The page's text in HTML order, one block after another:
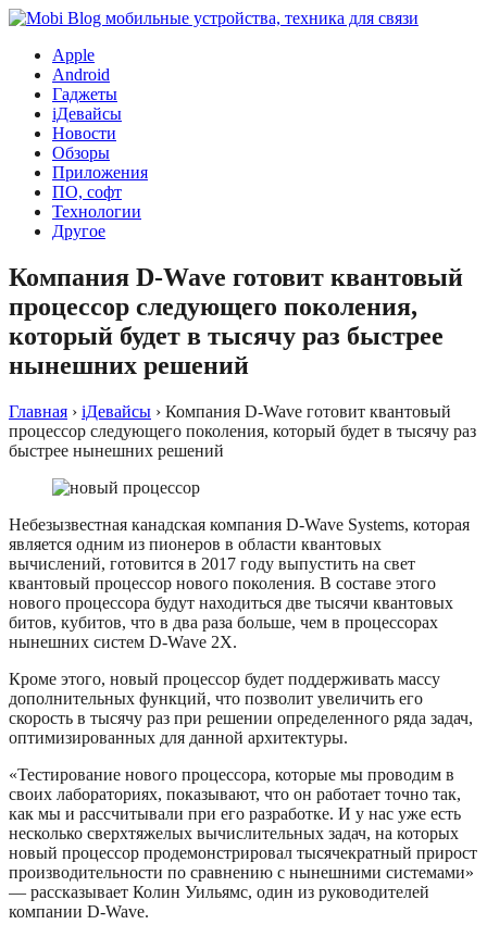
Apple
Android
Гаджеты
iДевайсы
Новости
Обзоры
Приложения
ПО, софт
Технологии
Другое
Компания D-Wave готовит квантовый
процессор следующего поколения,
который будет в тысячу раз быстрее
нынешних решений
Главная › iДевайсы › Компания D-Wave готовит квантовый
процессор следующего поколения, который будет в тысячу раз
быстрее нынешних решений
Небезызвестная канадская компания D-Wave Systems, которая
является одним из пионеров в области квантовых
вычислений, готовится в 2017 году выпустить на свет
квантовый процессор нового поколения. В составе этого
нового процессора будут находиться две тысячи квантовых
битов, кубитов, что в два раза больше, чем в процессорах
нынешних систем D-Wave 2X.
Кроме этого, новый процессор будет поддерживать массу
дополнительных функций, что позволит увеличить его
скорость в тысячу раз при решении определенного ряда задач,
оптимизированных для данной архитектуры.
«Тестирование нового процессора, которые мы проводим в
своих лабораториях, показывают, что он работает точно так,
как мы и рассчитывали при его разработке. И у нас уже есть
несколько сверхтяжелых вычислительных задач, на которых
новый процессор продемонстрировал тысячекратный прирост
производительности по сравнению с нынешними системами»
— рассказывает Колин Уильямс, один из руководителей
компании D-Wave.